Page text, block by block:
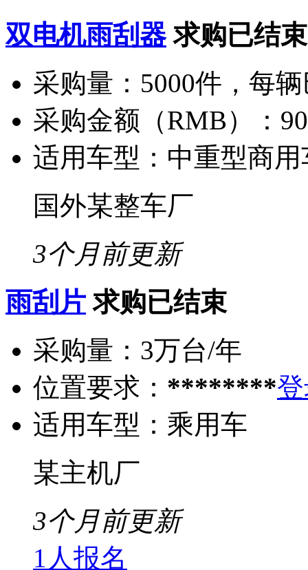
双电机雨刮器 求购已结束
采购量： 5000件，每
采购金额（RMB）：
适用车型： 中重型商
国外某整车厂
3个月前更新
雨刮片 求购已结束
采购量： 3万台/年
位置要求： ********
适用车型： 乘用车
某主机厂
3个月前更新
1人报名